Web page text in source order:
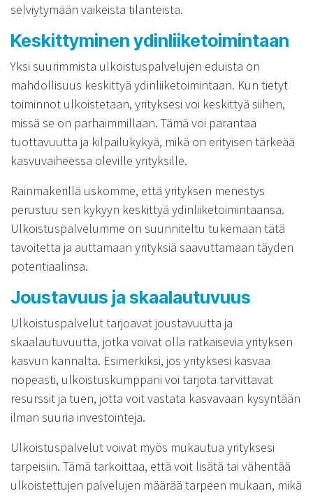
selviytymään vaikeista tilanteista.
Keskittyminen ydinliiketoimintaan
Yksi suurimmista ulkoistuspalvelujen eduista on
mahdollisuus keskittyä ydinliiketoimintaan. Kun tietyt
toiminnot ulkoistetaan, yrityksesi voi keskittyä siihen,
missä se on parhaimmillaan. Tämä voi parantaa
tuottavuutta ja kilpailukykyä, mikä on erityisen tärkeää
kasvuvaiheessa oleville yrityksille.
Rainmakerillä uskomme, että yrityksen menestys
perustuu sen kykyyn keskittyä ydinliiketoimintaansa.
Ulkoistuspalvelumme on suunniteltu tukemaan tätä
tavoitetta ja auttamaan yrityksiä saavuttamaan täyden
potentiaalinsa.
Joustavuus ja skaalautuvuus
Ulkoistuspalvelut tarjoavat joustavuutta ja
skaalautuvuutta, jotka voivat olla ratkaisevia yrityksen
kasvun kannalta. Esimerkiksi, jos yrityksesi kasvaa
nopeasti, ulkoistuskumppani voi tarjota tarvittavat
resurssit ja tuen, jotta voit vastata kasvavaan kysyntään
ilman suuria investointeja.
Ulkoistuspalvelut voivat myös mukautua yrityksesi
tarpeisiin. Tämä tarkoittaa, että voit lisätä tai vähentää
ulkoistettujen palvelujen määrää tarpeen mukaan, mikä